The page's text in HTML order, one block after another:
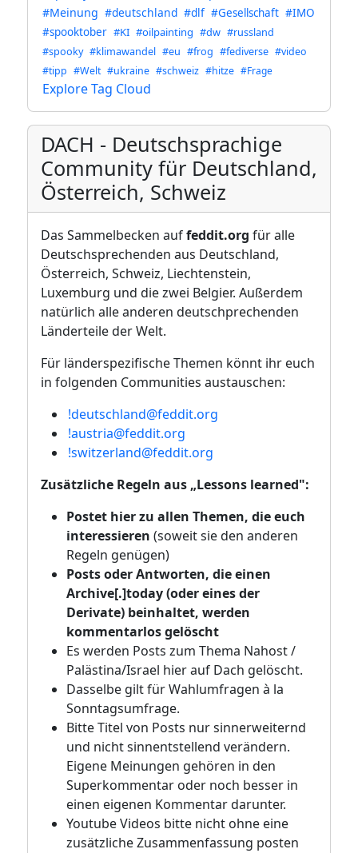
#Meinung #deutschland #dlf #Gesellschaft #IMO
#spooktober #KI #oilpainting #dw #russland
#spooky #klimawandel #eu #frog #fediverse #video
#tipp #Welt #ukraine #schweiz #hitze #Frage
Explore Tag Cloud
DACH - Deutschsprachige
Community für Deutschland,
Österreich, Schweiz
Das Sammelbecken auffeddit.org für alle
Deutschsprechenden aus Deutschland,
Österreich, Schweiz, Liechtenstein,
Luxemburg und die zwei Belgier. Außerdem
natürlich alle anderen deutschprechenden
Länderteile der Welt.
Für länderspezifische Themen könnt ihr euch
in folgenden Communities austauschen:
!deutschland@feddit.org
!austria@feddit.org
!switzerland@feddit.org
Zusätzliche Regeln aus „Lessons learned":
Postet hier zu allen Themen, die euch
interessieren (soweit sie den anderen
Regeln genügen)
Posts oder Antworten, die einen
Archive[.]today (oder eines der
Derivate) beinhaltet, werden
kommentarlos gelöscht
Es werden Posts zum Thema Nahost /
Palästina/Israel hier auf Dach gelöscht.
Dasselbe gilt für Wahlumfragen à la
Sonntagsumfrage.
Bitte Titel von Posts nur sinnerweiternd
und nicht sinnentstellend verändern.
Eigene Meinungen gehören in den
Superkommentar oder noch besser in
einen eigenen Kommentar darunter.
Youtube Videos bitte nicht ohne eine
zusätzliche Zusammenfassung posten